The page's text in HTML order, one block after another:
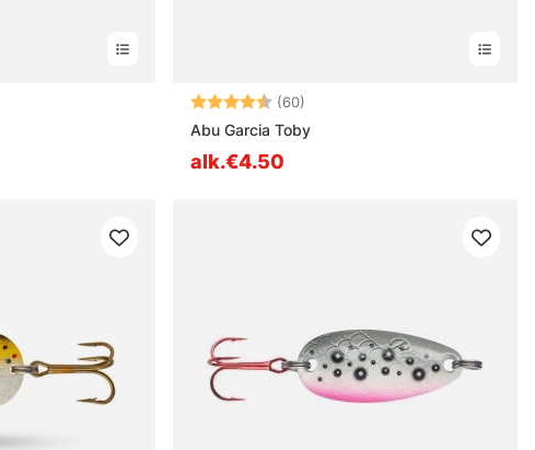
Arvio: (60)
Abu Garcia Toby
alk.€4.50